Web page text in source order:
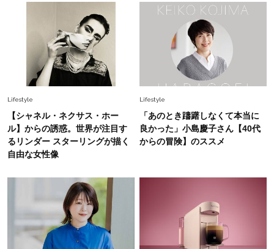
Fashion
40代が1枚でサマになる「体のラインを拾わな
い」夏ワンピ＜3選＞
Lifestyle
【シャネル・ネクサス・ホー
ル】からの誘惑。世界が注目す
るリンダー スターリングが描く
自由な女性像
Lifestyle
「あのとき躊躇しなくて本当に
良かった」小島慶子さん【40代
からの冒険】のススメ